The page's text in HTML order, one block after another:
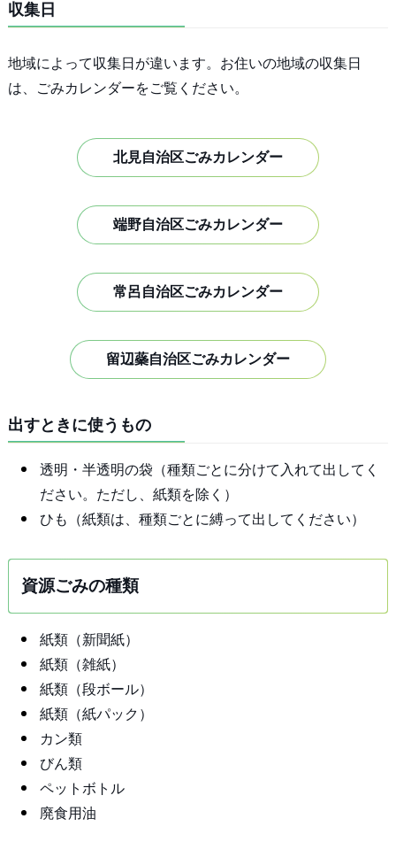
収集日
地域によって収集日が違います。お住いの地域の収集日
は、ごみカレンダーをご覧ください。
北見自治区ごみカレンダー
端野自治区ごみカレンダー
常呂自治区ごみカレンダー
留辺蘂自治区ごみカレンダー
出すときに使うもの
透明・半透明の袋（種類ごとに分けて入れて出してく
ださい。ただし、紙類を除く）
ひも（紙類は、種類ごとに縛って出してください）
資源ごみの種類
紙類（新聞紙）
紙類（雑紙）
紙類（段ボール）
紙類（紙パック）
カン類
びん類
ペットボトル
廃食用油